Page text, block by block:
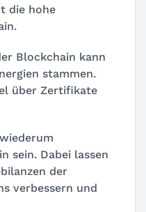
die hohe
Blockchain kann
stammen.
über Zertifikate
sein. Dabei lassen
der
verbessern und